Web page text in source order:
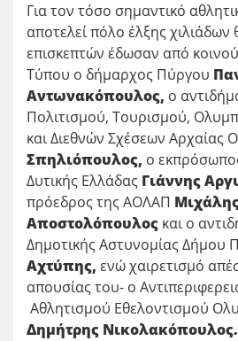
Για τον τόσο σημαντικό
αποτελεί πόλο έλξης χιλιάδων
επισκεπτών έδωσαν από
Τύπου ο δήμαρχος Πύργου
Αντωνακόπουλος, ο
Πολιτισμού, Τουρισμού,
και Διεθνών Σχέσεων Αρχαίας
Σπηλιόπουλος, ο
Δυτικής Ελλάδας Γιάννης
πρόεδρος της ΑΟΛΑΠ
Αποστολόπουλος και ο
Δημοτικής Αστυνομίας Δήμου
Αχτύπης, ενώ χαιρετισμό
απουσίας του- ο
Αθλητισμού Εθελοντισμού
Δημήτρης Νικολακόπουλος.